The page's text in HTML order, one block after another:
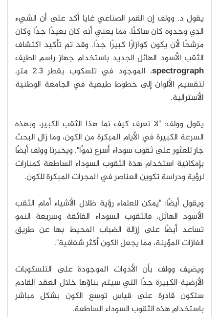
يقول د. وولف إن القمر الصناعي غايا أكد على أن الشيء
الذي وجدوه كان ساكنًا، مما يعني أنه كان بعيدًا جدًا وكان
مرشحًا لأن يكون كوازارًا كبيرًا جدًا. وقد تم تأكيد اكتشاف
الثقب الأسود الهائل الجديد باستخدام جهاز راسم الطيف
spectrograph
، الموجود في تلسكوب بقطر 2.3 متر،
لتقسيم الألوان إلى خطوط طيفية في الجامعة الوطنية
الأسترالية.
يقول وولف: "لا نعرف كيف نما هذا الثقب الكبير، وبهذه
السرعة الكبيرة في الأيام المبكرة من الكون، وما زال البحث
جارٍ للعثور على ثقوب سوداء أسرع نموًا". ويخبرنا وولف أيضًا
بإمكانية استخدام هذة الثقوب السوداء الساطعة كمنارات
لرؤية ودراسة تكوين العناصر في المجرات المبكرة للكون.
ويقول أيضًا: "يمكن للعلماء رؤية ظلال الأشياء أمام الثقب
الأسود الهائل، فالثقوب السوداء الفائقة وسريعة النمو
تساعد أيضًا على إزالة الضباب المحيط بها عن طريق
الغازات المؤينة، مما يجعل الكون أكثر شفافية".
ويضيف وولف بأن الأدوات الموجودة على التلسكوبات
الأرضية الكبيرة جدًا التي سيتم بناؤها خلال العقد القادم
ستكون قادرة على قياس توسع الكون بشكل مباشر
باستخدام هذه الثقوب السوداء الساطعة.